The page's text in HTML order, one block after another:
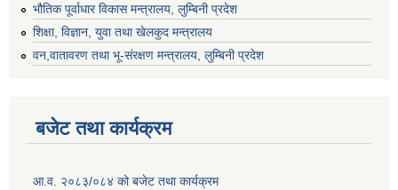
भौतिक पूर्वाधार विकास मन्त्रालय, लुम्बिनी प्रदेश
शिक्षा, विज्ञान, युवा तथा खेलकुद मन्‍‍त्रालय
वन,वातावरण तथा भू-संरक्षण मन्त्रालय, लुम्बिनी प्रदेश
बजेट तथा कार्यक्रम
आ.व. २०८३/०८४ को बजेट तथा कार्यक्रम